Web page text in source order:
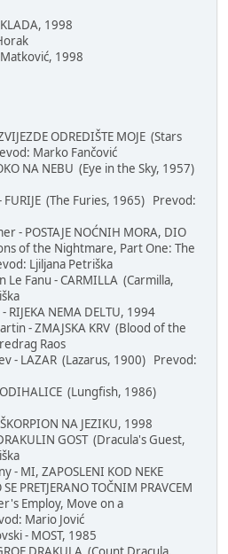
1998
1998
ODREDIŠTE MOJE (Stars
Marko Fančović
NA NEBU (Eye in the Sky, 1957)
(The Furies, 1965) Prevod:
- POSTAJE NOĆNIH MORA, DIO
of the Nightmare, Part One: The
Ljiljana Petriška
Fanu - CARMILLA (Carmilla,
NEMA DELTU, 1994
- ZMAJSKA KRV (Blood of the
Raos
- LAZAR (Lazarus, 1900) Prevod:
(Lungfish, 1986)
NA JEZIKU, 1998
GOST (Dracula's Guest,
- MI, ZAPOSLENI KOD NEKE
PRETJERANO TOČNIM PRAVCEM
Power's Employ, Move on a
Mario Jović
- MOST, 1985